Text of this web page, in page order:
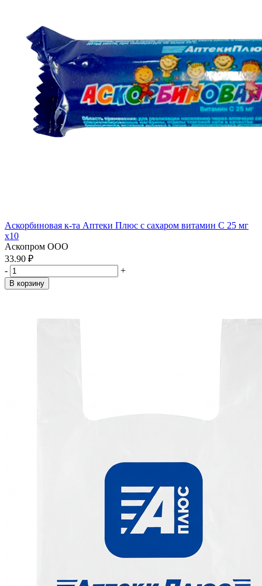
Аскорбиновая к-та Аптеки Плюс с сахаром витамин С 25 мг
x10
Аскопром ООО
33.90 ₽
-
+
В корзину